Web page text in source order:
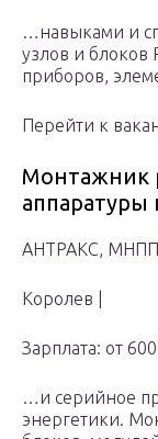
…навыками и
узлов и блоков
приборов,
Перейти к
Монтажник
АНТРАКС, МНПП |
Королев |
Зарплата: от
…и серийное
энергетики.